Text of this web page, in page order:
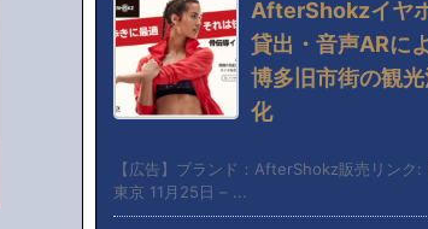
AfterShokzイヤ
貸出・音声ARに
博多旧市街の観
化
【広告】ブランド：AfterShokz販売リンク:
東京 11月25日 – ...